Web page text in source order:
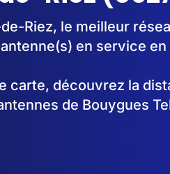
Riez, le meilleur
en service en
carte, découvrez la
de Bouygues